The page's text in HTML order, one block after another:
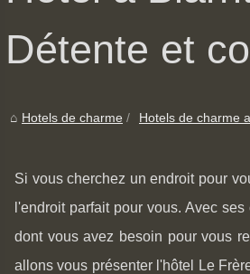
Détente et
Hotels de charme Hotels de charme
Si vous cherchez un endroit pour
l'endroit parfait pour vous. Avec
dont vous avez besoin pour vous
allons vous présenter l'hôtel Le